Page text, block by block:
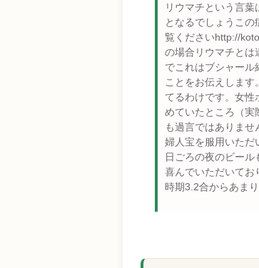
リウマチという言
となるでしょうこ
覧くださいhttp://
の場合リウマチとは
でこれはブシャール
ことをお伝えしま
てるわけです。女
めていたところ（
も過言ではありま
婦人宝を服用いた
日ごろの夜のビー
喜んでいただいて
時期3.2合からあま